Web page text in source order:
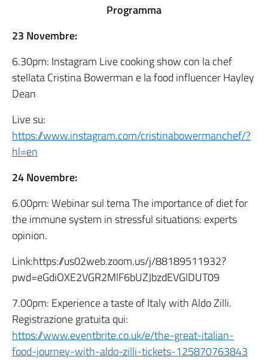
Programma
23 Novembre:
6.30pm: Instagram Live cooking show con la chef
stellata Cristina Bowerman e la food influencer Hayley
Dean
Live su:
https://www.instagram.com/cristinabowermanchef/?
hl=en
24 Novembre:
6.00pm: Webinar sul tema The importance of diet for
the immune system in stressful situations: experts
opinion.
Link:https://us02web.zoom.us/j/88189511932?
pwd=eGdiOXE2VGR2MlF6bUZJbzdEVGlDUT09
7.00pm: Experience a taste of Italy with Aldo Zilli.
Registrazione gratuita qui:
https://www.eventbrite.co.uk/e/the-great-italian-
food-journey-with-aldo-zilli-tickets-125870763843